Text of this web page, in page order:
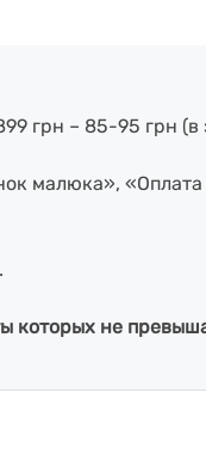
грн – 85-95 грн
малюка»,
которых не